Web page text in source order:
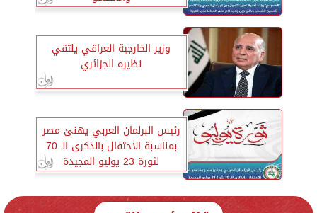
وزير الخارجية العراقي يلتقي
نظيره الجزائري
رئيس البرلمان العربي يهنئ مصر
بمناسبة الاحتفال بالذكرى الـ 70
لثورة 23 يوليو المجيدة